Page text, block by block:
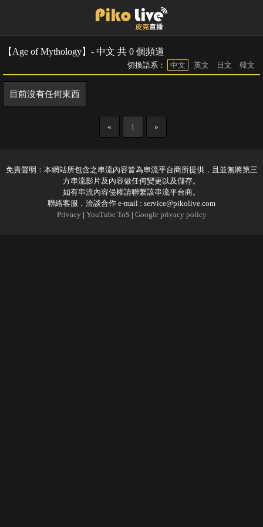
【Age of Mythology】- 中文 共 0 個頻道
切換語系： 中文 英文 日文 韓文
目前沒有任何東西
« 1 »
免責聲明：本網站所包含之串流內容皆為串流平台商所提供，且並無將第三
方串流影片及內容做任何變更以及儲存。
如有串流內容侵權請聯繫該串流平台商。
聯絡客服，洽談合作 e-mail : service@pikolive.com
Privacy | YouTube ToS| Google privacy policy